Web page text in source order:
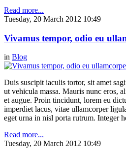
Read more...
Tuesday, 20 March 2012 10:49
Vivamus tempor, odio eu
in Blog
Duis suscipit iaculis tortor, sit amet
ut vehicula massa. Mauris nunc eros,
et augue. Proin tincidunt, lorem eu
imperdiet lacus, vitae ullamcorper
eget urna in nisl porta rutrum. Integer
Read more...
Tuesday, 20 March 2012 10:49